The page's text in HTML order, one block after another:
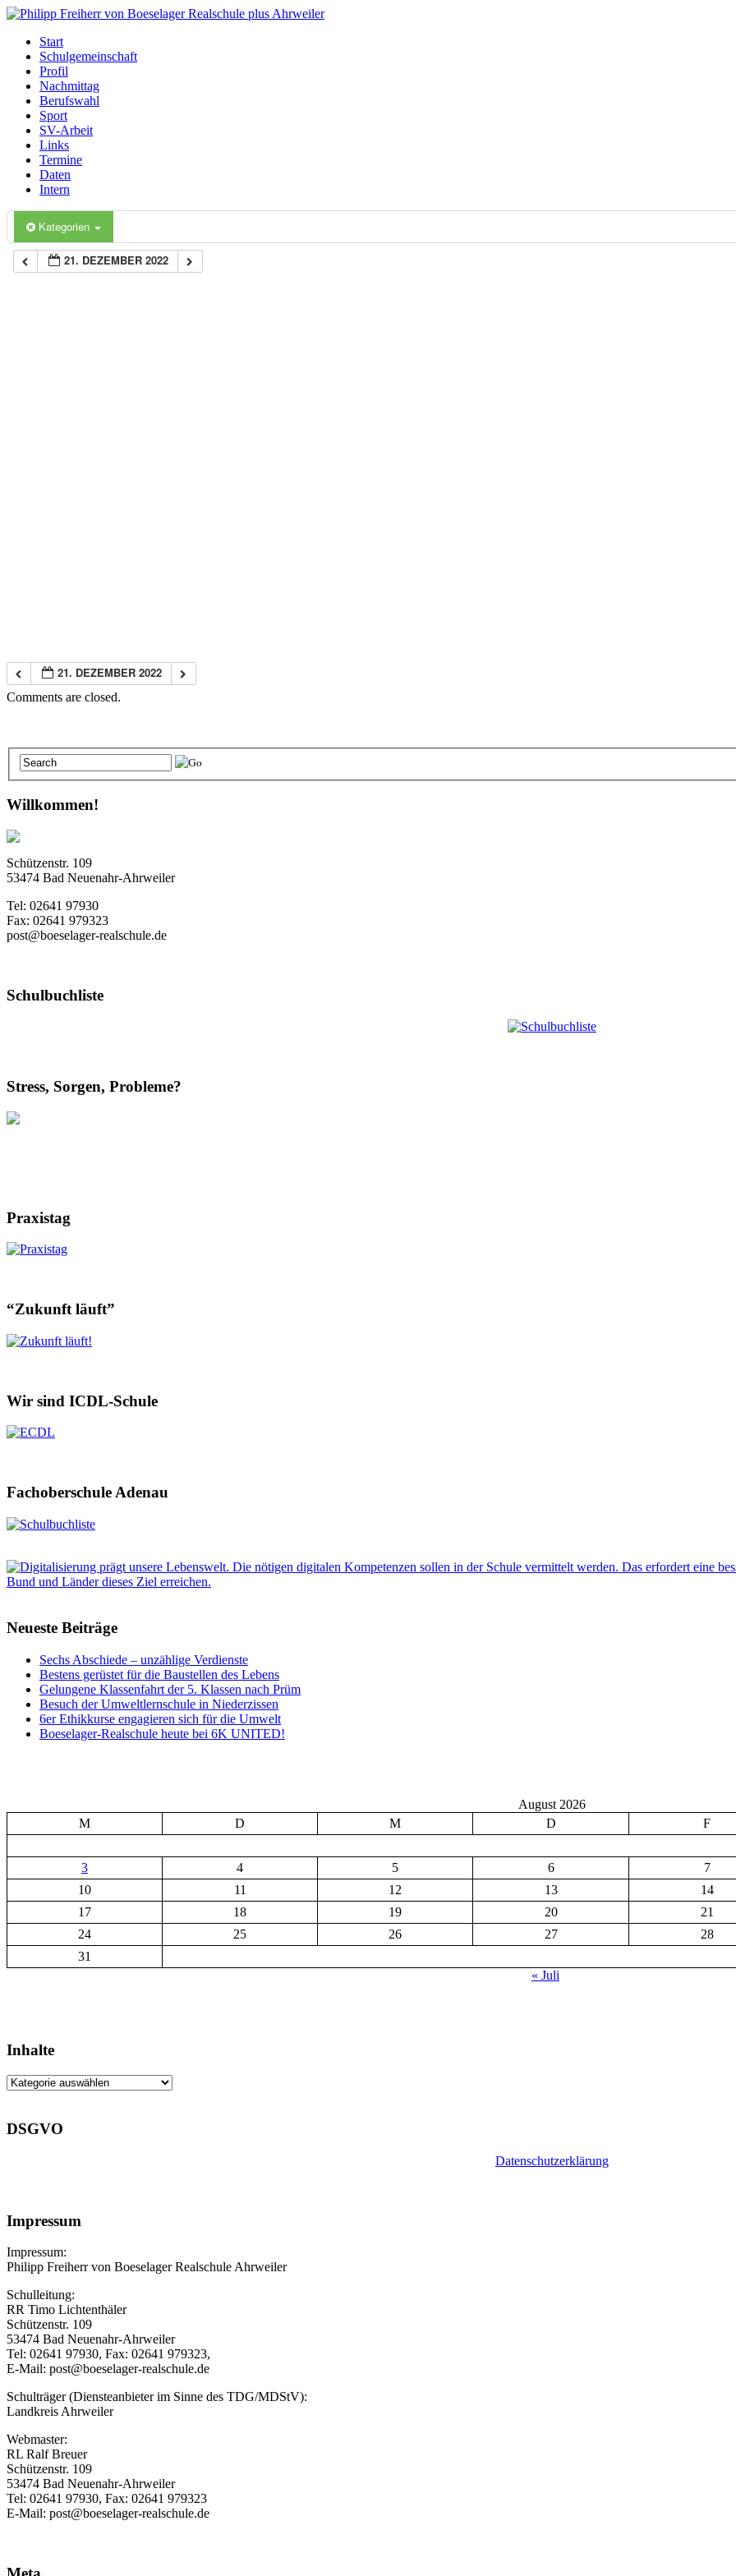
Start
Schulgemeinschaft
Profil
Nachmittag
Berufswahl
Sport
SV-Arbeit
Links
Termine
Daten
Intern
Kategorien
21. DEZEMBER 2022
21. DEZEMBER 2022
Comments are closed.
Willkommen!
Schützenstr. 109
53474 Bad Neuenahr-Ahrweiler
Tel: 02641 97930
Fax: 02641 979323
post@boeselager-realschule.de
Schulbuchliste
Stress, Sorgen, Probleme?
Praxistag
“Zukunft läuft”
Wir sind ICDL-Schule
Fachoberschule Adenau
Neueste Beiträge
Sechs Abschiede – unzählige Verdienste
Bestens gerüstet für die Baustellen des Lebens
Gelungene Klassenfahrt der 5. Klassen nach Prüm
Besuch der Umweltlernschule in Niederzissen
6er Ethikkurse engagieren sich für die Umwelt
Boeselager-Realschule heute bei 6K UNITED!
August 2026
M
D M D F
3 4 5 6
7
10
11 12 13
14
17
18 19 20
21
24
25 26 27
28
31
« Juli
Inhalte
Inhalte
DSGVO
Datenschutzerklärung
Impressum
Impressum:
Philipp Freiherr von Boeselager Realschule Ahrweiler
Schulleitung:
RR Timo Lichtenthäler
Schützenstr. 109
53474 Bad Neuenahr-Ahrweiler
Tel: 02641 97930, Fax: 02641 979323,
E-Mail: post@boeselager-realschule.de
Schulträger (Diensteanbieter im Sinne des TDG/MDStV):
Landkreis Ahrweiler
Webmaster:
RL Ralf Breuer
Schützenstr. 109
53474 Bad Neuenahr-Ahrweiler
Tel: 02641 97930, Fax: 02641 979323
E-Mail: post@boeselager-realschule.de